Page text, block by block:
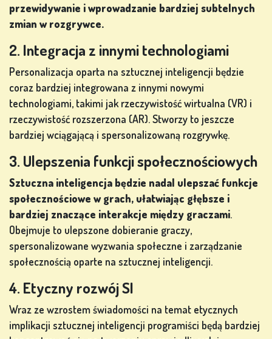
przewidywanie i wprowadzanie bardziej subtelnych
zmian w rozgrywce.
2. Integracja z innymi technologiami
Personalizacja oparta na sztucznej inteligencji będzie
coraz bardziej integrowana z innymi nowymi
technologiami, takimi jak rzeczywistość wirtualna (VR) i
rzeczywistość rozszerzona (AR). Stworzy to jeszcze
bardziej wciągającą i spersonalizowaną rozgrywkę.
3. Ulepszenia funkcji społecznościowych
Sztuczna inteligencja będzie nadal ulepszać funkcje
społecznościowe w grach, ułatwiając głębsze i
bardziej znaczące interakcje między graczami.
Obejmuje to ulepszone dobieranie graczy,
spersonalizowane wyzwania społeczne i zarządzanie
społecznością oparte na sztucznej inteligencji.
4. Etyczny rozwój SI
Wraz ze wzrostem świadomości na temat etycznych
implikacji sztucznej inteligencji programiści będą bardziej